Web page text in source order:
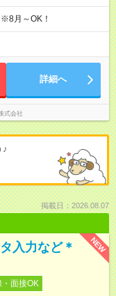
月～OK！
詳細へ
式会社
♪
掲載日：2026.08.07
NEW
入力など＊
面接OK